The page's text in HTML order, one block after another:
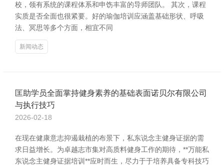
校，领有系统的课程体系和申饬丰富的导师团队。 其次，课程
实质是否全面也很紧要。好的瑜伽培训应涵盖基础形状、呼吸
法、冥思等多个方面，相宜不同
新闻动态
匡助学员全面掌持健身素养的基础表面诺贝尔有限公司
与执行技巧
2026-02-18
在现在健康意志抑遏栽植的布景下，私东说念主健身证据的需
求日益增长。为卓越志市集对高质料健身工作的期待，**万能私
东说念主健身证据培训**应时而生，尽力于于培养具备专科技巧